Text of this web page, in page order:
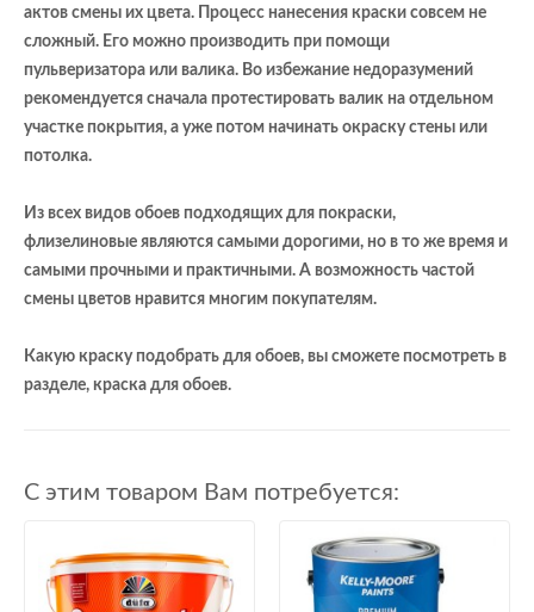
актов смены их цвета. Процесс нанесения краски совсем не
сложный. Его можно производить при помощи
пульверизатора или валика. Во избежание недоразумений
рекомендуется сначала протестировать валик на отдельном
участке покрытия, а уже потом начинать окраску стены или
потолка.
Из всех видов обоев подходящих для покраски,
флизелиновые являются самыми дорогими, но в то же время и
самыми прочными и практичными. А возможность частой
смены цветов нравится многим покупателям.
Какую краску подобрать для обоев, вы сможете посмотреть в
разделе, краска для обоев.
С этим товаром Вам потребуется: